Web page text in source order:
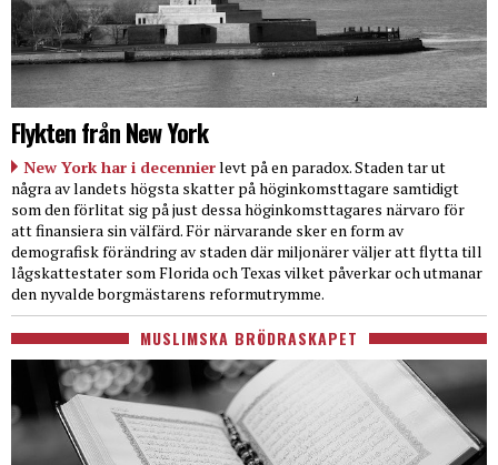
Flykten från New York
New York har i decennierlevt på en paradox. Staden tar ut
några av landets högsta skatter på höginkomsttagare samtidigt
som den förlitat sig på just dessa höginkomsttagares närvaro för
att finansiera sin välfärd. För närvarande sker en form av
demografisk förändring av staden där miljonärer väljer att flytta till
lågskattestater som Florida och Texas vilket påverkar och utmanar
den nyvalde borgmästarens reformutrymme.
MUSLIMSKA BRÖDRASKAPET